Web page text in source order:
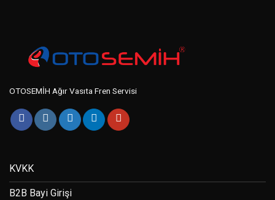
OTOSEMİH Ağır Vasıta Fren Servisi
KVKK
B2B Bayi Girişi